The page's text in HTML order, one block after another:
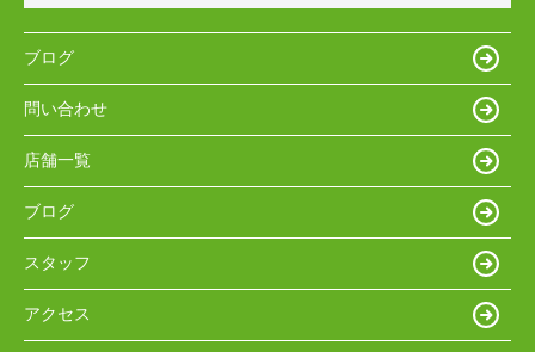
ブログ
問い合わせ
店舗一覧
ブログ
スタッフ
アクセス